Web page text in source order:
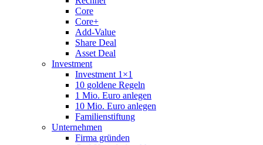
Core
Core+
Add-Value
Share Deal
Asset Deal
Investment
Investment 1×1
10 goldene Regeln
1 Mio. Euro anlegen
10 Mio. Euro anlegen
Familienstiftung
Unternehmen
Firma gründen